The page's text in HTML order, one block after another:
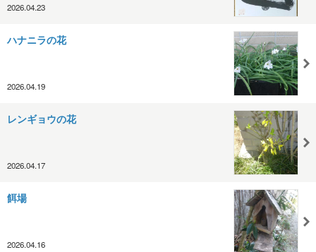
2026.04.23
ハナニラの花
2026.04.19
レンギョウの花
2026.04.17
餌場
2026.04.16